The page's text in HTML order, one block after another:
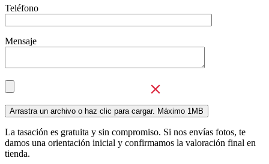
Teléfono
Mensaje
La tasación es gratuita y sin compromiso. Si nos envías fotos, te
damos una orientación inicial y confirmamos la valoración final en
tienda.